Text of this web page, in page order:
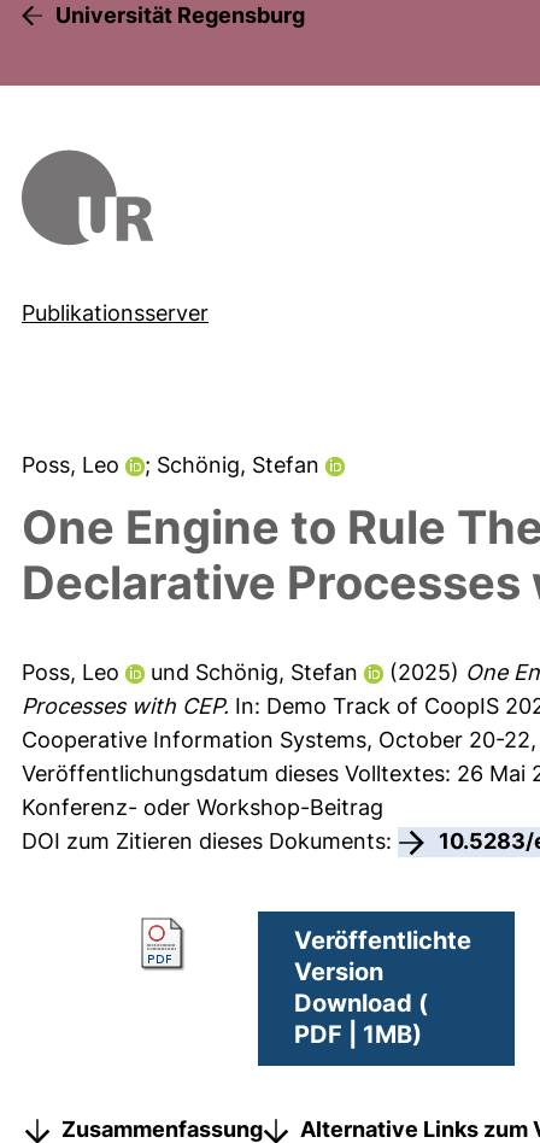
Universität Regensburg
Publikationsserver
Poss, Leo ; Schönig, Stefan
One Engine to Rule
Declarative Processes
Poss, Leo und Schönig, Stefan (2025) One
Processes with CEP. In: Demo Track of CoopIS
Cooperative Information Systems, October 20-
Veröffentlichungsdatum dieses Volltextes: 26 Mai
Konferenz- oder Workshop-Beitrag
DOI zum Zitieren dieses Dokuments:
Veröffentlichte
Version
Download (
PDF | 1MB)
Zusammenfassung
Alternative Links zum